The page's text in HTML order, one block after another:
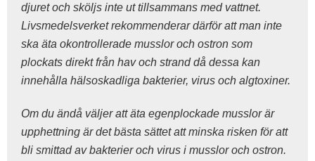
djuret och sköljs inte ut tillsammans med vattnet.
Livsmedelsverket rekommenderar därför att man inte
ska äta okontrollerade musslor och ostron som
plockats direkt från hav och strand då dessa kan
innehålla hälsoskadliga bakterier, virus och algtoxiner.
Om du ändå väljer att äta egenplockade musslor är
upphettning är det bästa sättet att minska risken för att
bli smittad av bakterier och virus i musslor och ostron.